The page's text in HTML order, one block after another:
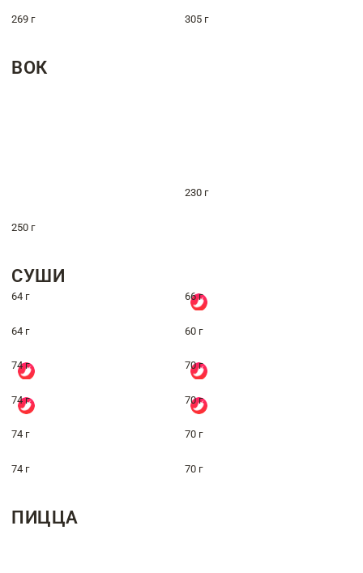
269 г 305 г
ВОК
230 г
250 г
СУШИ
64 г 66 г
64 г 60 г
74 г 70 г
74 г 70 г
74 г 70 г
74 г 70 г
ПИЦЦА